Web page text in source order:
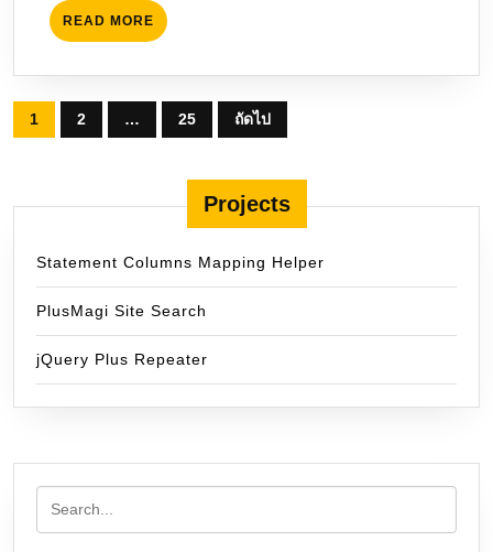
READ MORE READ
MORE
Posts
pagination
1 2 … 25 ถัดไป
Projects
Statement Columns Mapping Helper
PlusMagi Site Search
jQuery Plus Repeater